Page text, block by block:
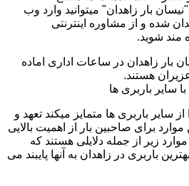
بار زاهدان" میتوانید وارد وب
شده و از مشاوره اینترنتی
مند شوید.
بار زاهدان در ساعات اداری اماده
هستند.
سایر باربری ها
از سایر باربری ها متمایز میکند تعهد و
برای صاحبین بار از اهمیت بالایی
زیر از جمله دلایلی هستند که
باربری در زاهدان به آنها پایبند می